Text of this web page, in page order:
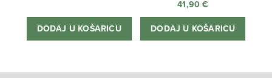
bila
je:
cijena
je:
DODAJ U KOŠARICU
41,90€
DODAJ U KOŠARICU